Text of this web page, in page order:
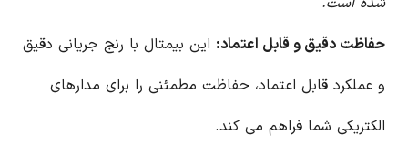
حفاظت دقیق و قابل اعتماد: این بیمتال با رنج جریانی دقیق
و عملکرد قابل اعتماد، حفاظت مطمئنی را برای مدارهای
الکتریکی شما فراهم می کند.